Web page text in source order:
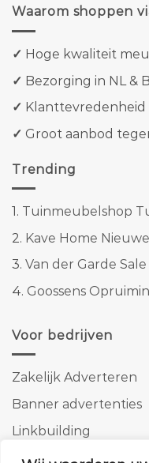
Waarom shoppen
✓ Hoge kwaliteit
✓ Bezorging in NL &
✓ Klanttevredenheid
✓ Groot aanbod
Trending
1. Tuinmeubelshop
2. Kave Home
3. Van der Garde Sale
4. Goossens
Voor bedrijven
Zakelijk Adverteren
Banner advertenties
Linkbuilding
SEO copywriting